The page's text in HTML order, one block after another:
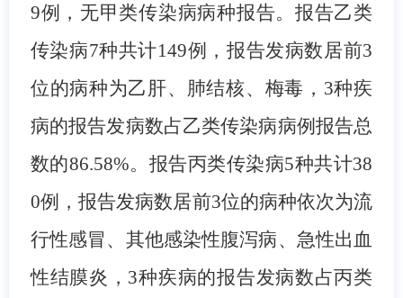
9例，无甲类传染病病种报告。报告乙类
传染病7种共计149例，报告发病数居前3
位的病种为乙肝、肺结核、梅毒，3种疾
病的报告发病数占乙类传染病病例报告总
数的86.58%。报告丙类传染病5种共计38
0例，报告发病数居前3位的病种依次为流
行性感冒、其他感染性腹泻病、急性出血
性结膜炎，3种疾病的报告发病数占丙类